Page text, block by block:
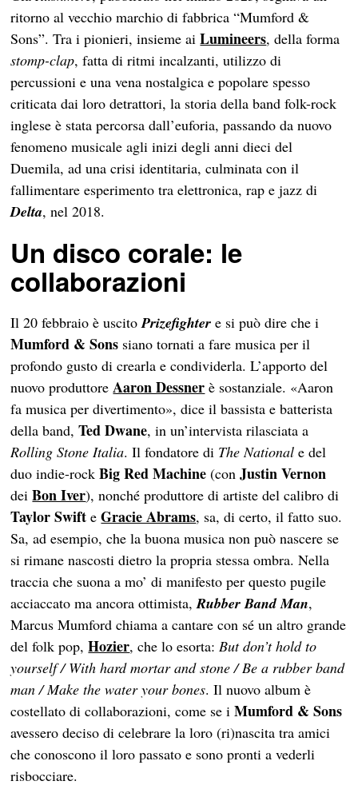
ritorno al vecchio marchio di fabbrica “Mumford &
Sons”. Tra i pionieri, insieme aiLumineers, della forma
stomp-clap, fatta di ritmi incalzanti, utilizzo di
percussioni e una vena nostalgica e popolare spesso
criticata dai loro detrattori, la storia della band folk-rock
inglese è stata percorsa dall’euforia, passando da nuovo
fenomeno musicale agli inizi degli anni dieci del
Duemila, ad una crisi identitaria, culminata con il
fallimentare esperimento tra elettronica, rap e jazz di
Delta, nel 2018.
Un disco corale: le
collaborazioni
Il 20 febbraio è uscitoPrizefighter e si può dire che i
Mumford & Sons siano tornati a fare musica per il
profondo gusto di crearla e condividerla. L’apporto del
nuovo produttoreAaron Dessner è sostanziale. «Aaron
fa musica per divertimento», dice il bassista e batterista
della band,Ted Dwane, in un’intervista rilasciata a
Rolling Stone Italia. Il fondatore di The National e del
duo indie-rockBig Red Machine (conJustin Vernon
deiBon Iver), nonché produttore di artiste del calibro di
Taylor SwifteGracie Abrams, sa, di certo, il fatto suo.
Sa, ad esempio, che la buona musica non può nascere se
si rimane nascosti dietro la propria stessa ombra. Nella
traccia che suona a mo’ di manifesto per questo pugile
acciaccato ma ancora ottimista,Rubber Band Man,
Marcus Mumford chiama a cantare con sé un altro grande
del folk pop,Hozier, che lo esorta:But don’t hold to
yourself / With hard mortar and stone / Be a rubber band
man / Make the water your bones. Il nuovo album è
costellato di collaborazioni, come se iMumford & Sons
avessero deciso di celebrare la loro (ri)nascita tra amici
che conoscono il loro passato e sono pronti a vederli
risbocciare.